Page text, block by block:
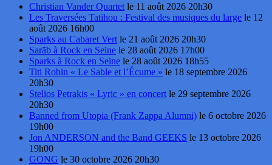
Christian Vander Quartet le 11 août 2026 20h30
Les Traversées Tatihou : Festival des musiques du large le 12
août 2026 16h00
Sparks au Cabaret Vert le 21 août 2026 20h30
Sarāb à Rock en Seine le 28 août 2026 17h00
Sparks à Rock en Seine le 28 août 2026 18h55
Titi Robin « Le Sable et l’Écume » le 18 septembre 2026
20h30
Stelios Petrakis « Lyric » en concert le 29 septembre 2026
20h30
Banned from Utopia (Frank Zappa Alumni) le 6 octobre 2026
19h00
Jon ANDERSON and the Band GEEKS le 13 octobre 2026
19h00
GONG le 30 octobre 2026 20h30